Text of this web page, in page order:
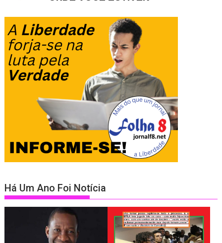
Há Um Ano Foi Notícia